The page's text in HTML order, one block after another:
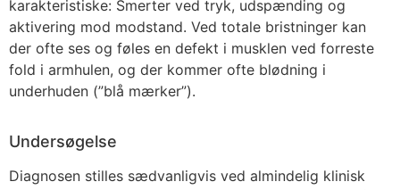
karakteristiske: Smerter ved tryk, udspænding og
aktivering mod modstand. Ved totale bristninger kan
der ofte ses og føles en defekt i musklen ved forreste
fold i armhulen, og der kommer ofte blødning i
underhuden (”blå mærker”).
Undersøgelse
Diagnosen stilles sædvanligvis ved almindelig klinisk